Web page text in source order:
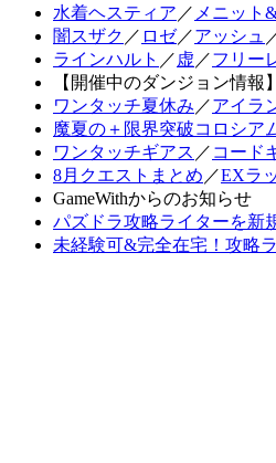
水着ヘスティア ／ メニット
闇スザク ／ ロゼ／アッシュ
ラインハルト ／ 虚 ／フリー
【開催中のダンジョン情報】
ワンタッチ夏休み ／アイラ
魔夏の＋限界突破コロシア
ワンタッチギアス ／ コード
8月クエストまとめ ／EXラ
GameWithからのお知らせ
パズドラ攻略ライターを新
未経験可&完全在宅！攻略